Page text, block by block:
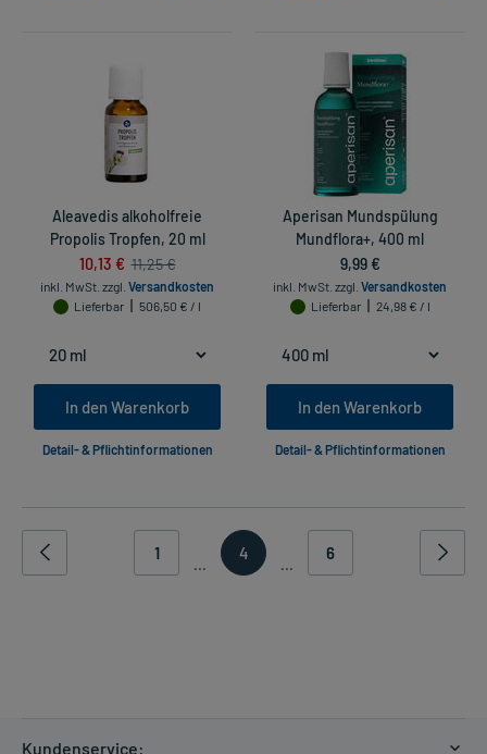
Aleavedis alkoholfreie
Propolis Tropfen, 20 ml
10,13 € 11,25 €
inkl. MwSt. zzgl. Versandkosten
Lieferbar
506,50 € / l
In den Warenkorb
Detail- & Pflichtinformationen
Aperisan Mundspülung
Mundflora+, 400 ml
9,99 €
inkl. MwSt. zzgl. Versandkosten
Lieferbar
24,98 € / l
In den Warenkorb
Detail- & Pflichtinformationen
1
...
4
...
6
Kundenservice: